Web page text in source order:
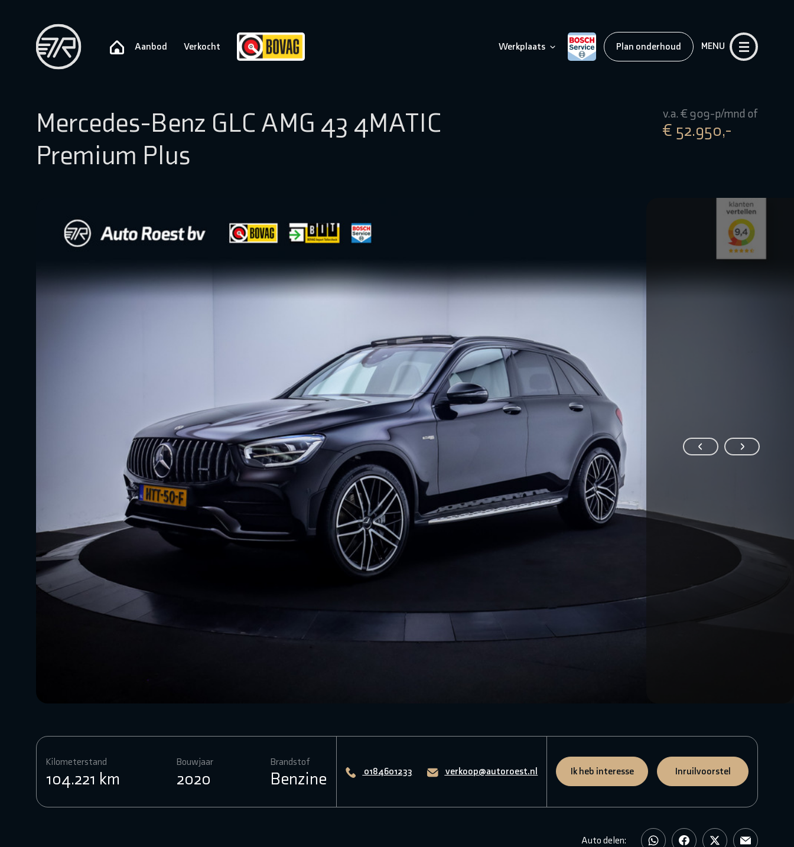
Aanbod Verkocht Werkplaats Plan onderhoud MENU
Mercedes-Benz GLC AMG 43 4MATIC
Premium Plus
v.a. € 909-p/mnd of
€ 52.950,-
Kilometerstand
104.221 km
Bouwjaar
2020
Brandstof
Benzine 0184601233 verkoop@autoroest.nl Ik heb interesse Inruilvoorstel
Auto delen: